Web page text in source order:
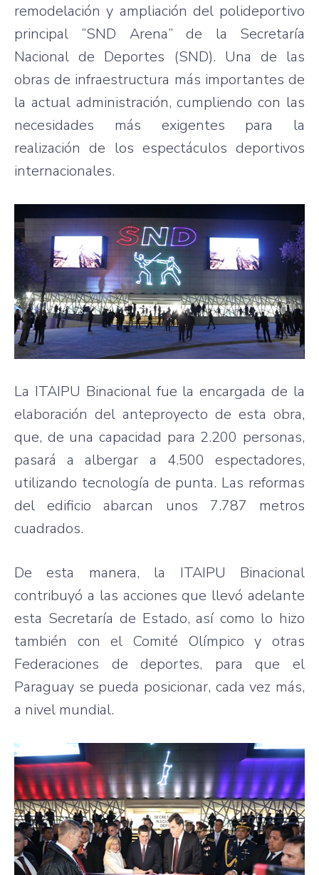
remodelación y ampliación del polideportivo
principal “SND Arena” de la Secretaría
Nacional de Deportes (SND). Una de las
obras de infraestructura más importantes de
la actual administración, cumpliendo con las
necesidades más exigentes para la
realización de los espectáculos deportivos
internacionales.
La ITAIPU Binacional fue la encargada de la
elaboración del anteproyecto de esta obra,
que, de una capacidad para 2.200 personas,
pasará a albergar a 4.500 espectadores,
utilizando tecnología de punta. Las reformas
del edificio abarcan unos 7.787 metros
cuadrados.
De esta manera, la ITAIPU Binacional
contribuyó a las acciones que llevó adelante
esta Secretaría de Estado, así como lo hizo
también con el Comité Olímpico y otras
Federaciones de deportes, para que el
Paraguay se pueda posicionar, cada vez más,
a nivel mundial.